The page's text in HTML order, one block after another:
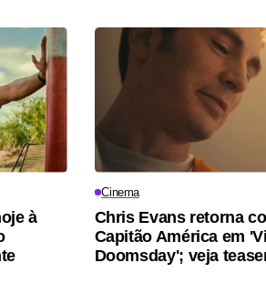
à
Cinema
Chris Evans retorna
Capitão América em
Doomsday'; veja